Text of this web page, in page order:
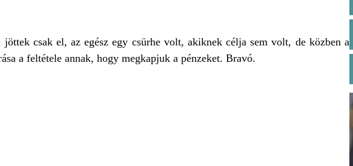
csak el, az egész egy csürhe volt, akiknek célja sem volt, de közben a
a feltétele annak, hogy megkapjuk a pénzeket. Bravó.